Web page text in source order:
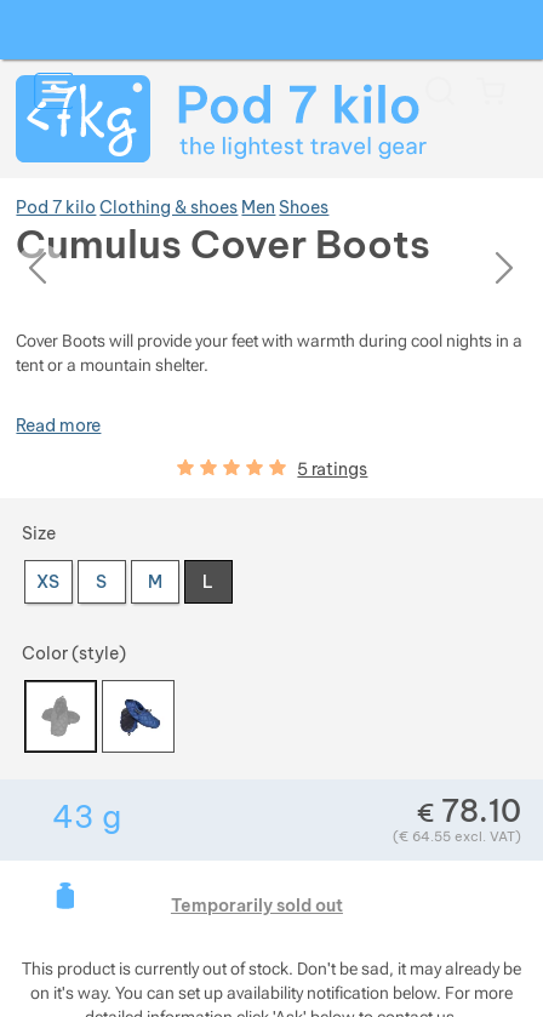
Pod 7 kilo Clothing & shoes Men Shoes
Cumulus Cover Boots
Photos
previousnext
Cover Boots will provide your feet with warmth during cool nights in a
tent or a mountain shelter.
Read more
Customer reviews
100% 5 ratings
Choose a variant
Size
XS S M L
Color (style)
43 g Weight in grams. We check the weight of
€ 78.10
(€ 64.55 excl. VAT)
Temporarily sold out
This product is currently out of stock. Don't be sad, it may already be
on it's way. You can set up availability notification below. For more
Show more
Show more
Show more
Show more
Show more
Show more
Show more
Show more
Show more
Show more
Show more